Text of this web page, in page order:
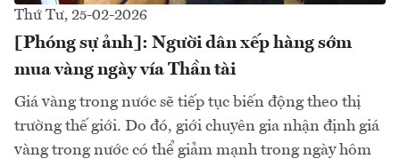
Thứ Tư, 25-02-2026
[Phóng sự ảnh]: Người dân xếp hàng sớm
mua vàng ngày vía Thần tài
Giá vàng trong nước sẽ tiếp tục biến động theo thị
trường thế giới. Do đó, giới chuyên gia nhận định giá
vàng trong nước có thể giảm mạnh trong ngày hôm